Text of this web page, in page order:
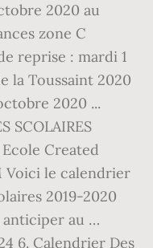
2020 au
zone C
reprise : mardi 1
la Toussaint 2020
2020 ...
SCOLAIRES
Created
Voici le calendrier
2019-2020
anticiper au …
6. Calendrier Des